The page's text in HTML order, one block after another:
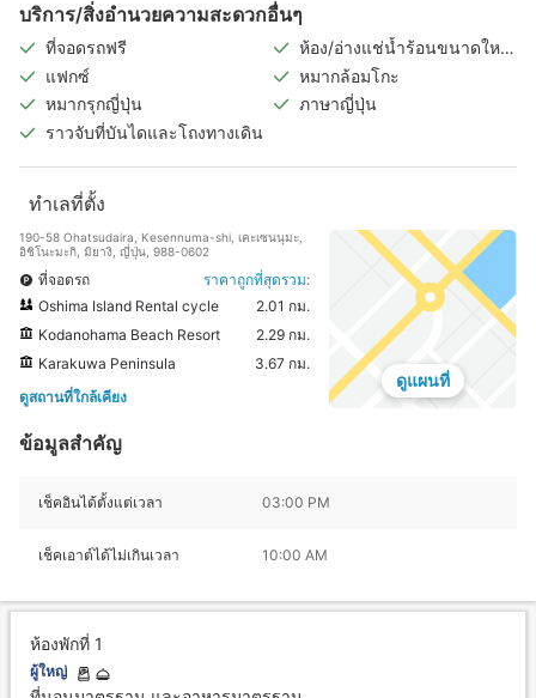
บริการ/สิ่งอำนวยความสะดวกอื่นๆ
ที่จอดรถฟรี
ห้อง/อ่างแช่น้ำร้อนขนาดใหญ่
ในร่ม
แฟกซ์
หมากล้อมโกะ
หมากรุกญี่ปุ่น
ภาษาญี่ปุ่น
ราวจับที่บันไดและโถงทางเดิน
ทำเลที่ตั้ง
190-58 Ohatsudaira, Kesennuma-shi, เคะเซนนุมะ,
อิชิโนะมะกิ, มิยางิ, ญี่ปุ่น, 988-0602
ที่จอดรถ
ราคาถูกที่สุดรวม:
Oshima Island Rental cycle
2.01 กม.
Kodanohama Beach Resort
2.29 กม.
Karakuwa Peninsula
3.67 กม.
ดูสถานที่ใกล้เคียง
ดูแผนที่
ข้อมูลสำคัญ
เช็คอินได้ตั้งแต่เวลา 03:00 PM
เช็คเอาต์ได้ไม่เกินเวลา 10:00 AM
ห้องพักที่ 1
ผู้ใหญ่